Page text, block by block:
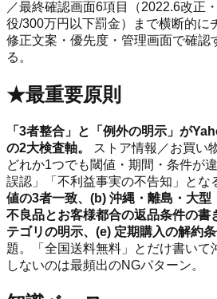
／最終確認画面6項目（2022.6改正
役/300万円以下罰金）まで横断的に
修正文案・優先度・管理画面で確認
る。
★最重要原則
「3者整合」と「例外の明示」が
の2大検査軸。
ストア情報／お買い
どれか1つでも閾値・期間・条件が
誤認」「不利益事実の不告知」とな
値の3者一致、(b) 沖縄・離島・大型
不良品とお客様都合の返品条件の書
テゴリの明示、(e) 定期購入の解約
題。「全国送料無料」とだけ書いて
しないのは最頻出のNGパターン。